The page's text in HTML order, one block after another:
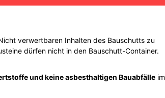
verwertbaren Inhalten des Bauschutts zu
dürfen nicht in den Bauschutt-Container.
und keine asbesthaltigen Bauabfälleim